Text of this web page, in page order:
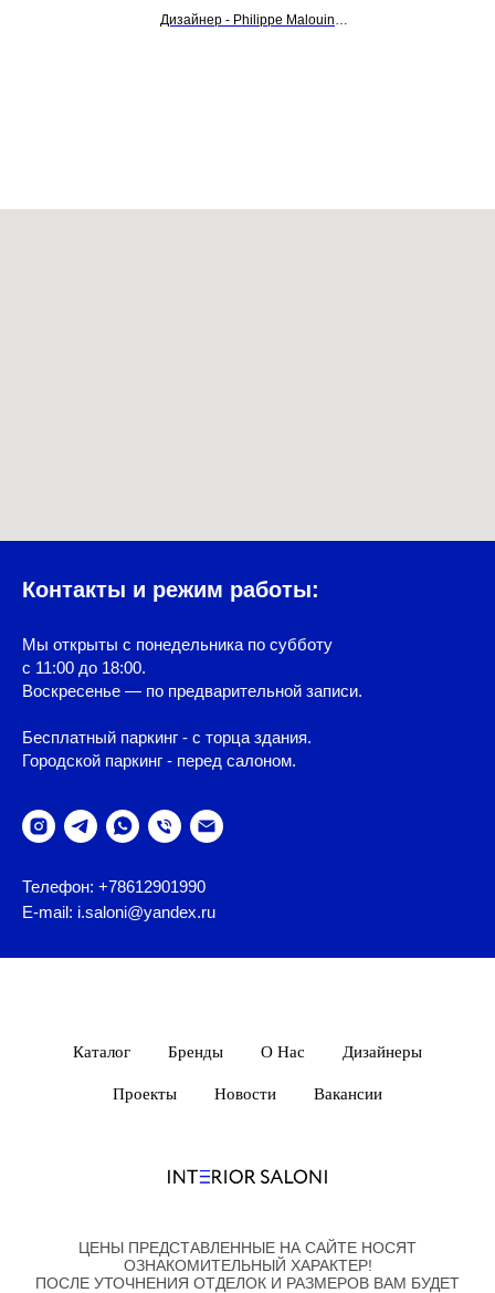
Дизайнер - Philippe Malouin
Контакты и режим работы:
Мы открыты с понедельника по субботу
с 11:00 до 18:00.
Воскресенье — по предварительной записи.
Бесплатный паркинг - с торца здания.
Городской паркинг - перед салоном.
Телефон: +78612901990
E-mail: i.saloni@yandex.ru
Каталог Бренды О Нас Дизайнеры
Проекты Новости Вакансии
ЦЕНЫ ПРЕДСТАВЛЕННЫЕ НА САЙТЕ НОСЯТ
ОЗНАКОМИТЕЛЬНЫЙ ХАРАКТЕР!
ПОСЛЕ УТОЧНЕНИЯ ОТДЕЛОК И РАЗМЕРОВ ВАМ БУДЕТ